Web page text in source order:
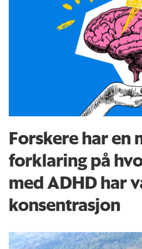
Forskere har en
forklaring på
med ADHD har
konsentrasjon